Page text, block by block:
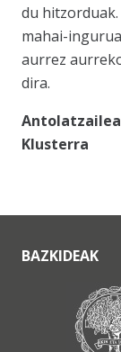
du
mahai-
aurrez
dira.
Klusterra
BAZKIDEAK